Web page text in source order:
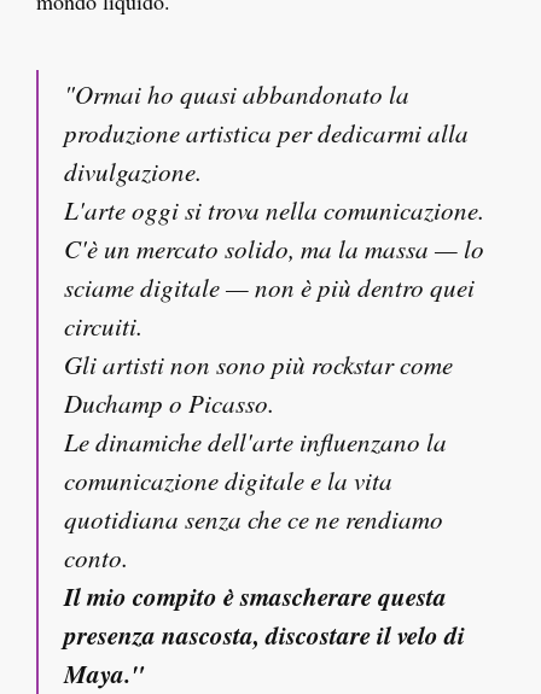
"Ormai ho quasi abbandonato la
produzione artistica per dedicarmi alla
divulgazione.
L'arte oggi si trova nella comunicazione.
C'è un mercato solido, ma la massa — lo
sciame digitale — non è più dentro quei
circuiti.
Gli artisti non sono più rockstar come
Duchamp o Picasso.
Le dinamiche dell'arte influenzano la
comunicazione digitale e la vita
quotidiana senza che ce ne rendiamo
conto.
Il mio compito è smascherare questa
presenza nascosta, discostare il velo di
Maya."